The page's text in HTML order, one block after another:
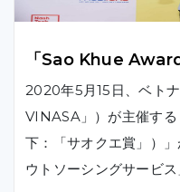
「Sao Khue
2020年5月15日、ベト
VINASA」）が主催す
下：「サオクエ賞」）
ウトソーシングサービス